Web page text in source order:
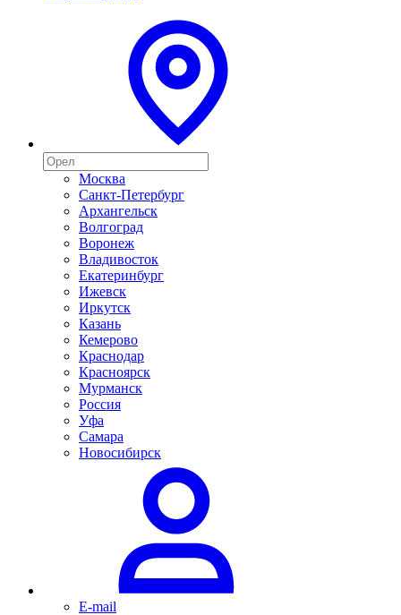
Москва
Санкт-Петербург
Архангельск
Волгоград
Воронеж
Владивосток
Екатеринбург
Ижевск
Иркутск
Казань
Кемерово
Краснодар
Красноярск
Мурманск
Россия
Уфа
Самара
Новосибирск
E-mail